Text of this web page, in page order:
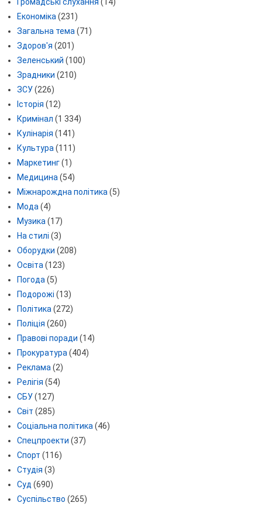
Громадські слухання (14)
Економіка(231)
Загальна тема(71)
Здоров'я (201)
Зеленський (100)
Зрадники (210)
ЗСУ(226)
Історія (12)
Кримінал (1 334)
Кулінарія (141)
Культура(111)
Маркетинг(1)
Медицина(54)
Міжнарождна політика(5)
Мода(4)
Музика(17)
На стилі (3)
Оборудки (208)
Освіта(123)
Погода(5)
Подорожі (13)
Політика(272)
Поліція (260)
Правові поради (14)
Прокуратура(404)
Реклама(2)
Релігія (54)
СБУ(127)
Світ (285)
Соціальна політика(46)
Спецпроекти (37)
Спорт (116)
Студія (3)
Суд (690)
Суспільство (265)